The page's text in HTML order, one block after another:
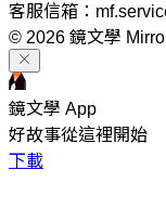
客服信箱：
© 2026 鏡文學
鏡文學 App
好故事從這裡開始
下載